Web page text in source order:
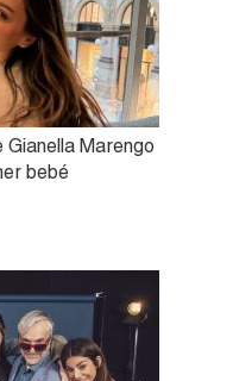
Gianella Marengo
bebé